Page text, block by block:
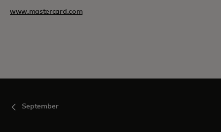
www.mastercard.com
September